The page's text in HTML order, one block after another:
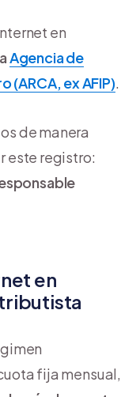
en
Agencia de
(ARCA, ex AFIP).
de manera
este registro:
en
fija mensual,